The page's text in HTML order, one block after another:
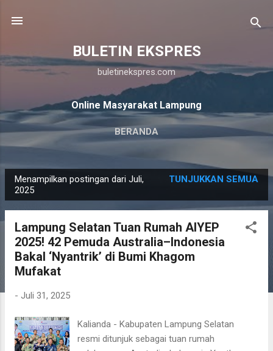
BULETIN EKSPRES
buletinekspres.com
Online Masyarakat Lampung
BERANDA
o
Menampilkan postingan dari Juli,
2025
TUNJUKKAN SEMUA
Lampung Selatan Tuan Rumah AIYEP
2025! 42 Pemuda Australia–Indonesia
Bakal ‘Nyantrik’ di Bumi Khagom
Mufakat
- Juli 31, 2025
Kalianda - Kabupaten Lampung Selatan
resmi ditunjuk sebagai tuan rumah